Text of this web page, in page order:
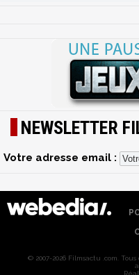
NEWSLETTER
Votre adresse email :
© 2007-2026 Filmsactu .com.